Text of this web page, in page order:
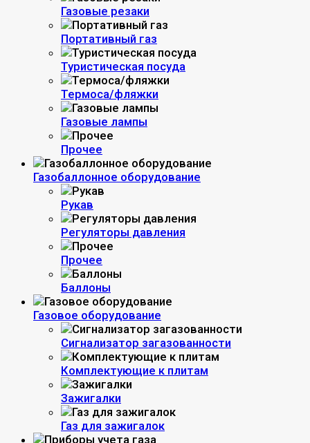
Газовые резаки
Портативный газ
Туристическая посуда
Термоса/фляжки
Газовые лампы
Прочее
Газобаллонное оборудование
Рукав
Регуляторы давления
Прочее
Баллоны
Газовое оборудование
Сигнализатор загазованности
Комплектующие к плитам
Зажигалки
Газ для зажигалок